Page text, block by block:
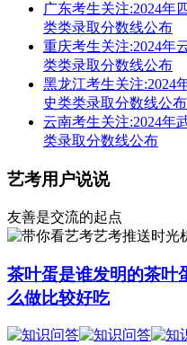
广东考生关注:2024年
类类录取分数线公布
重庆考生关注:2024年
类类录取分数线公布
黑龙江考生关注:2024
史类类录取分数线公布
云南考生关注:2024年
类录取分数线公布
艺考用户说说
友善是交流的起点
艺考推送时光
茶叶蛋是谁发明的茶叶
么做比较好吃